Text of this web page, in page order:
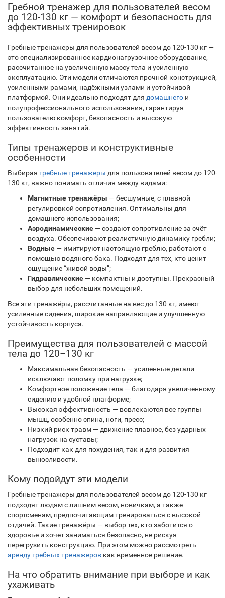
Гребной тренажер для пользователей весом
до 120-130 кг — комфорт и безопасность для
эффективных тренировок
Гребные тренажеры для пользователей весом до 120-130 кг —
это специализированное кардионагрузочное оборудование,
рассчитанное на увеличенную массу тела и усиленную
эксплуатацию. Эти модели отличаются прочной конструкцией,
усиленными рамами, надёжными узлами и устойчивой
платформой. Они идеально подходят для домашнего и
полупрофессионального использования, гарантируя
пользователю комфорт, безопасность и высокую
эффективность занятий.
Типы тренажеров и конструктивные
особенности
Выбирая гребные тренажеры для пользователей весом до 120-
130 кг, важно понимать отличия между видами:
Магнитные тренажёры — бесшумные, с плавной
регулировкой сопротивления. Оптимальны для
домашнего использования;
Аэродинамические — создают сопротивление за счёт
воздуха. Обеспечивают реалистичную динамику гребли;
Водные — имитируют настоящую греблю, работают с
помощью водяного бака. Подходят для тех, кто ценит
ощущение “живой воды”;
Гидравлические — компактны и доступны. Прекрасный
выбор для небольших помещений.
Все эти тренажёры, рассчитанные на вес до 130 кг, имеют
усиленные сидения, широкие направляющие и улучшенную
устойчивость корпуса.
Преимущества для пользователей с массой
тела до 120–130 кг
Максимальная безопасность — усиленные детали
исключают поломку при нагрузке;
Комфортное положение тела — благодаря увеличенному
сидению и удобной платформе;
Высокая эффективность — вовлекаются все группы
мышц, особенно спина, ноги, пресс;
Низкий риск травм — движение плавное, без ударных
нагрузок на суставы;
Подходит как для похудения, так и для развития
выносливости.
Кому подойдут эти модели
Гребные тренажеры для пользователей весом до 120-130 кг
подходят людям с лишним весом, новичкам, а также
спортсменам, предпочитающим тренироваться с высокой
отдачей. Такие тренажёры — выбор тех, кто заботится о
здоровье и хочет заниматься безопасно, не рискуя
перегрузить конструкцию. При этом можно рассмотреть
аренду гребных тренажеров как временное решение.
На что обратить внимание при выборе и как
ухаживать